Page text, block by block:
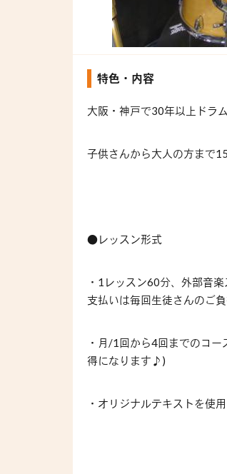
特色・内容
大阪・神戸で30年以上ドラ
子供さんから大人の方まで
●レッスン形式
・1レッスン60分、外部音
支払いは毎回生徒さんのご負
・月/1回から4回までのコ
得になります♪)
・オリジナルテキストを使